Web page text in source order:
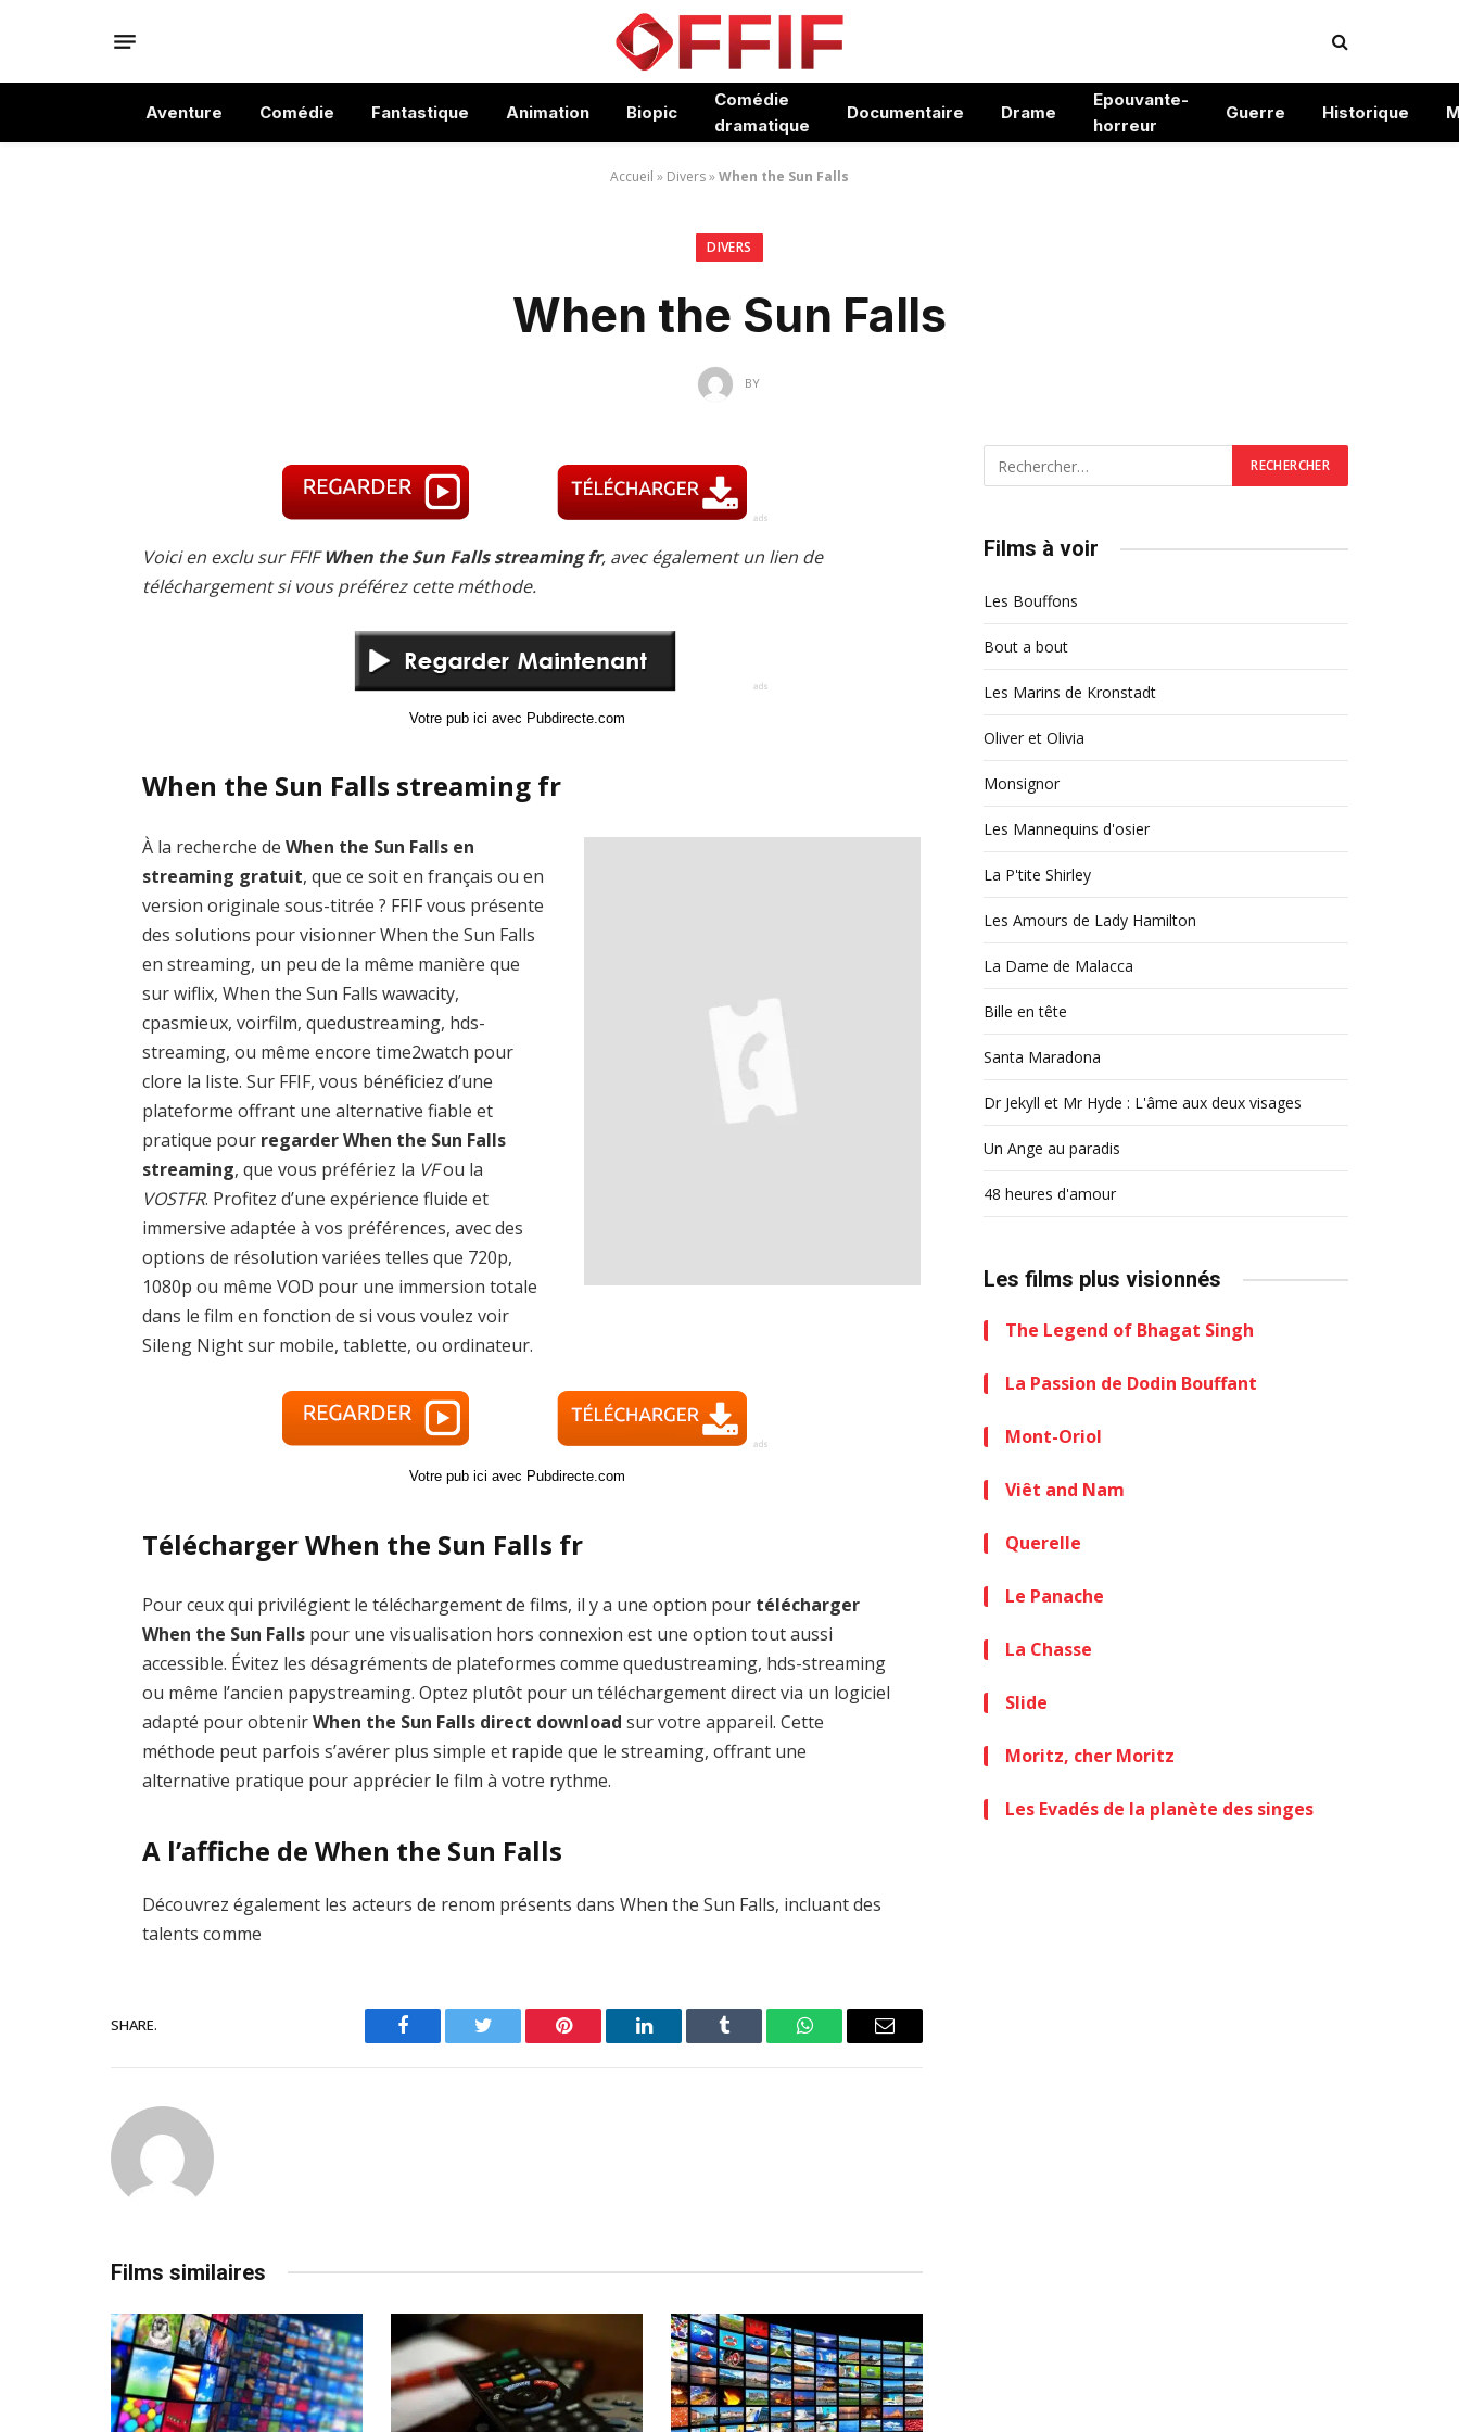
Aventure Comédie Fantastique Animation Biopic
Comédie
dramatique
Documentaire Drame
Epouvante-
horreur
Guerre Historique
Accueil » Divers»When the Sun Falls
DIVERS
When the Sun Falls
BY
Voici en exclu sur FFIFWhen the Sun Falls streaming fr, avec également un lien de
téléchargement si vous préférez cette méthode.
Votre pub ici avec Pubdirecte.com
When the Sun Falls streaming fr
À la recherche deWhen the Sun Falls en
streaming gratuit, que ce soit en français ou en
version originale sous-titrée ? FFIF vous présente
des solutions pour visionner When the Sun Falls
en streaming, un peu de la même manière que
sur wiflix, When the Sun Falls wawacity,
cpasmieux, voirfilm, quedustreaming, hds-
streaming, ou même encore time2watch pour
clore la liste. Sur FFIF, vous bénéficiez d’une
plateforme offrant une alternative fiable et
pratique pour regarder When the Sun Falls
streaming, que vous préfériez la VFou la
VOSTFR. Profitez d’une expérience fluide et
immersive adaptée à vos préférences, avec des
options de résolution variées telles que 720p,
1080p ou même VOD pour une immersion totale
dans le film en fonction de si vous voulez voir
Sileng Night sur mobile, tablette, ou ordinateur.
Votre pub ici avec Pubdirecte.com
Télécharger When the Sun Falls fr
Pour ceux qui privilégient le téléchargement de films, il y a une option pour télécharger
When the Sun Falls pour une visualisation hors connexion est une option tout aussi
accessible. Évitez les désagréments de plateformes comme quedustreaming, hds-streaming
ou même l’ancien papystreaming. Optez plutôt pour un téléchargement direct via un logiciel
adapté pour obtenirWhen the Sun Falls direct download sur votre appareil. Cette
méthode peut parfois s’avérer plus simple et rapide que le streaming, offrant une
alternative pratique pour apprécier le film à votre rythme.
A l’affiche de When the Sun Falls
Découvrez également les acteurs de renom présents dans When the Sun Falls, incluant des
talents comme
SHARE.
Facebook Twitter Pinterest LinkedIn Tumblr WhatsAppEmail
Films similaires
Films à voir
Les Bouffons
Bout a bout
Les Marins de Kronstadt
Oliver et Olivia
Monsignor
Les Mannequins d'osier
La P'tite Shirley
Les Amours de Lady Hamilton
La Dame de Malacca
Bille en tête
Santa Maradona
Dr Jekyll et Mr Hyde : L'âme aux deux visages
Un Ange au paradis
48 heures d'amour
Les films plus visionnés
The Legend of Bhagat Singh
La Passion de Dodin Bouffant
Mont-Oriol
Viêt and Nam
Querelle
Le Panache
La Chasse
Slide
Moritz, cher Moritz
Les Evadés de la planète des singes